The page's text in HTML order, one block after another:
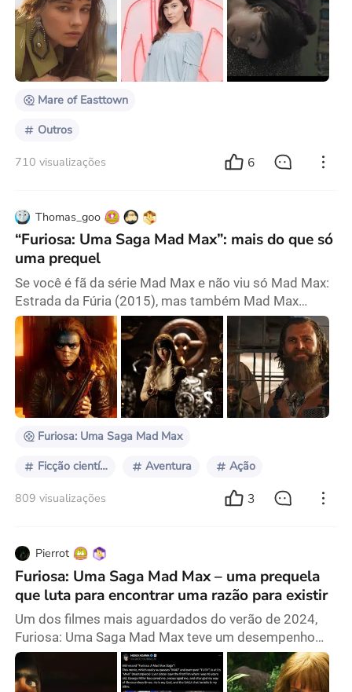
Easttown”, protagonizada por Kate Winslet . Seu papel
era pequeno, como uma jovem mãe abandonada pelo
namorado; ela aparece apenas no primeiro episódio,
quando é brutalmente morta por um assassino mist
Mare of Easttown
Outros
710 visualizações 6
Thomas_goo
“Furiosa: Uma Saga Mad Max”: mais do que só
uma prequel
Se você é fã da série Mad Max e não viu só Mad Max:
Estrada da Fúria (2015), mas também Mad Max
(1979), Mad Max 2: A Caçada Continua (1981) e Mad
Max: Além da Cúpula do Trovão (1985), então assistir
Furiosa: Uma Saga Mad Max (2024) pode ser uma
experiência diferente. Embora se integre
perfeitamente à construção de mundo da série, o
estilo narrativo é um épico de vingança mais
tradicional do que se
Furiosa: Uma Saga Mad Max
Ficção científica Aventura Ação
809 visualizações 3
Pierrot
Furiosa: Uma Saga Mad Max – uma prequela
que luta para encontrar uma razão para existir
Um dos filmes mais aguardados do verão de 2024,
Furiosa: Uma Saga Mad Max teve um desempenho
ruim nas bilheterias. O filme arrecadou apenas
US$26,3 milhões no final de semana de estreia,